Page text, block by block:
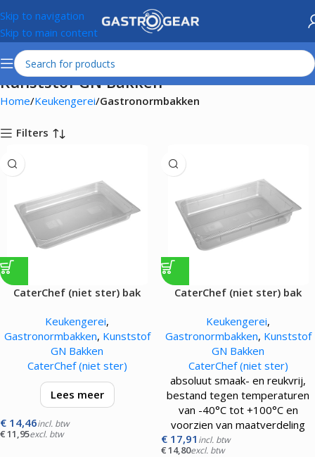
Skip to navigation
Skip to main content
Kunststof GN Bakken
Home Keukengerei Gastronormbakken
Filters
CaterChef (niet ster) bak
transparant
Keukengerei,
Gastronormbakken, Kunststof
GN Bakken
CaterChef (niet ster)
Lees meer
absoluut smaak- en reukvrij,
bestand tegen temperaturen
€ 14,46incl. btw
€11,95excl. btw
CaterChef (niet ster) bak
transparant
Keukengerei,
Gastronormbakken, Kunststof
GN Bakken
CaterChef (niet ster)
absoluut smaak- en reukvrij,
bestand tegen temperaturen
van -40°C tot +100°C en
voorzien van maatverdeling
€ 17,91 incl. btw
€14,80excl. btw